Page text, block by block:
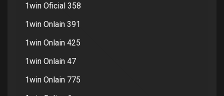
1win Oficial 358
1win Onlain 391
1win Onlain 425
1win Onlain 47
1win Onlain 775